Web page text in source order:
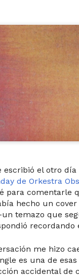
escribió el otro
de Orkestra
para comentarle
hecho un
temazo que
recordando
me hizo
es una de
accidental de